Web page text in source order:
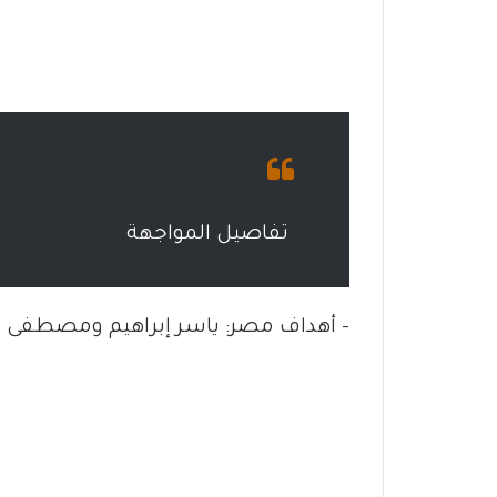
تفاصيل المواجهة
– أهداف مصر: ياسر إبراهيم ومصطفى